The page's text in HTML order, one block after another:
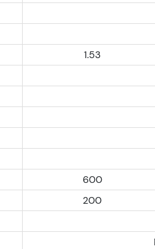
1.53
600
200